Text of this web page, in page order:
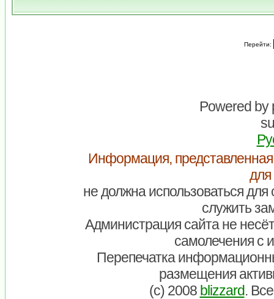
Перейти:
Powered by
Информация,
для
не должна использоваться
служить
Администрация сайта не
самолечения с
Перепечатка
размещения
(c) 2008 blizzard.